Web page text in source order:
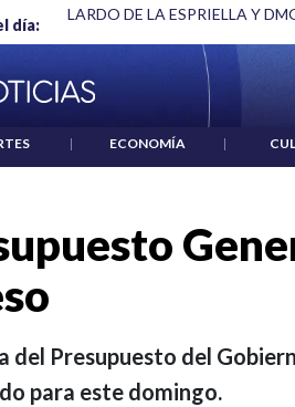
día:
ABELARDO DE LA ESPRIELLA Y
| ECONOMÍA |
del Presupuesto del
para este domingo.